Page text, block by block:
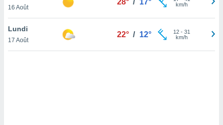
de
16 Août
km/h
Lundi
17 Août
22° / 12° 12- 31
km/h